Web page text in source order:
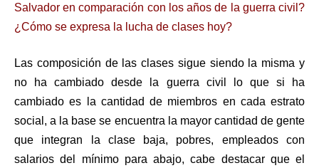
Salvador en comparación con los años de la guerra civil?
¿Cómo se expresa la lucha de clases hoy?
Las composición de las clases sigue siendo la misma y
no ha cambiado desde la guerra civil lo que si ha
cambiado es la cantidad de miembros en cada estrato
social, a la base se encuentra la mayor cantidad de gente
que integran la clase baja, pobres, empleados con
salarios del mínimo para abajo, cabe destacar que el